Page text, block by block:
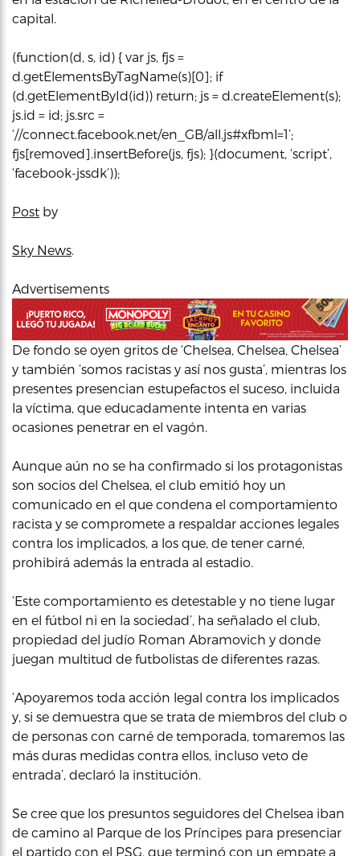
capital.
(function(d, s, id) { var js, fjs =
d.getElementsByTagName(s)[0]; if
(d.getElementById(id)) return; js = d.createElement(s);
js.id = id; js.src =
‘//connect.facebook.net/en_GB/all.js#xfbml=1’;
fjs[removed].insertBefore(js, fjs); }(document, ‘script’,
‘facebook-jssdk’));
Post by
Sky News.
Advertisements
De fondo se oyen gritos de ‘Chelsea, Chelsea, Chelsea’
y también ‘somos racistas y así nos gusta’, mientras los
presentes presencian estupefactos el suceso, incluida
la víctima, que educadamente intenta en varias
ocasiones penetrar en el vagón.
Aunque aún no se ha confirmado si los protagonistas
son socios del Chelsea, el club emitió hoy un
comunicado en el que condena el comportamiento
racista y se compromete a respaldar acciones legales
contra los implicados, a los que, de tener carné,
prohibirá además la entrada al estadio.
‘Este comportamiento es detestable y no tiene lugar
en el fútbol ni en la sociedad’, ha señalado el club,
propiedad del judío Roman Abramovich y donde
juegan multitud de futbolistas de diferentes razas.
‘Apoyaremos toda acción legal contra los implicados
y, si se demuestra que se trata de miembros del club o
de personas con carné de temporada, tomaremos las
más duras medidas contra ellos, incluso veto de
entrada’, declaró la institución.
Se cree que los presuntos seguidores del Chelsea iban
de camino al Parque de los Príncipes para presenciar
el partido con el PSG, que terminó con un empate a